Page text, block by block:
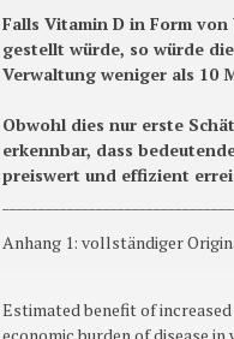
Falls Vitamin D in Form
gestellt würde, so würde
Verwaltung weniger als 10
Obwohl dies nur erste
erkennbar, dass
preiswert und effizient
Anhang 1: vollständiger
Estimated benefit of